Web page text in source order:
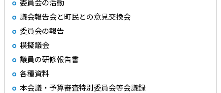
委員会の活動
議会報告会と町民との意見交換会
委員会の報告
模擬議会
議員の研修報告書
各種資料
本会議・予算審査特別委員会等会議録